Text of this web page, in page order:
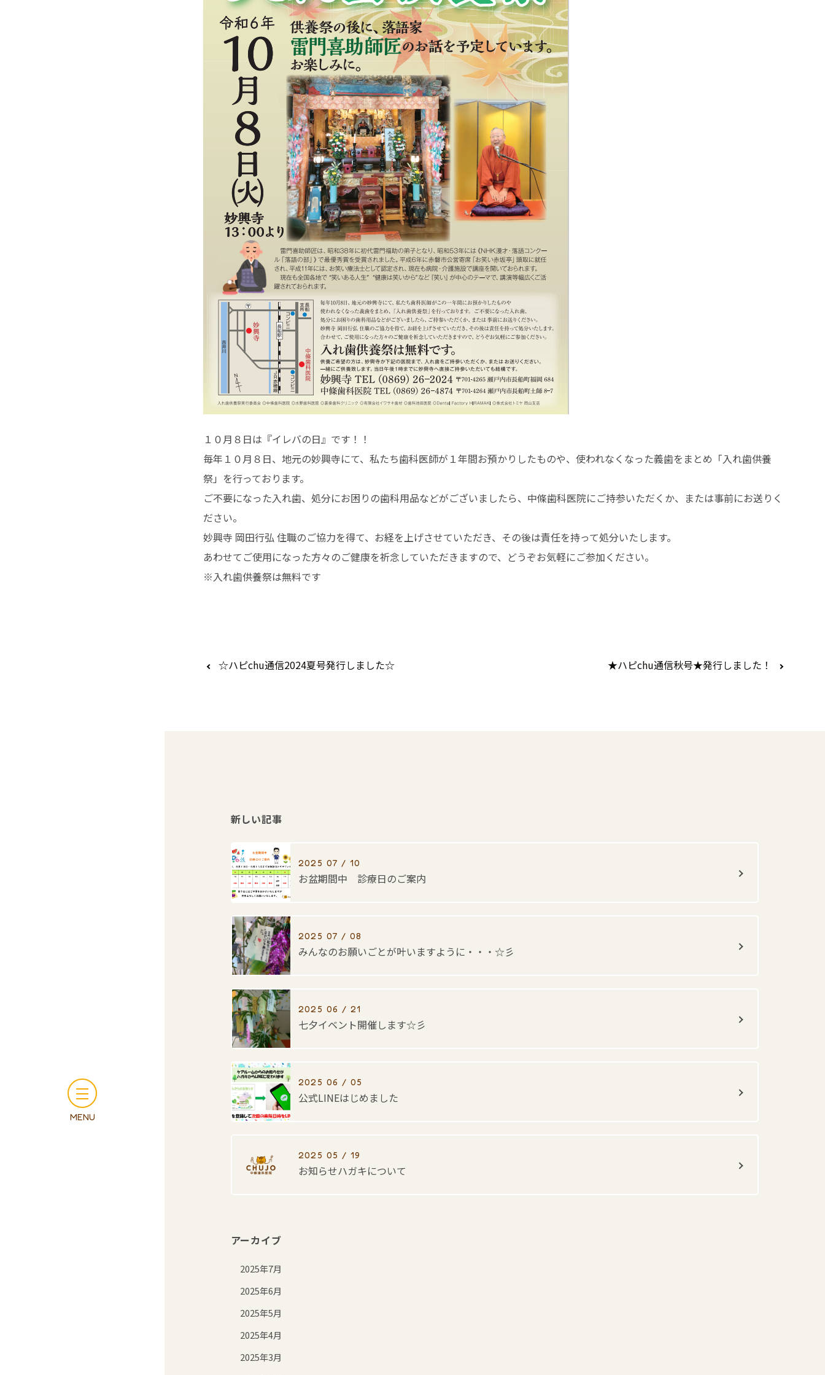
１０月８日は『イレバの日』です！！
毎年１０月８日、地元の妙興寺にて、私たち歯科医師が１年間お預かりしたものや、使われなくなった義歯をまとめ「入れ歯供養
祭」を行っております。
ご不要になった入れ歯、処分にお困りの歯科用品などがございましたら、中條歯科医院にご持参いただくか、または事前にお送りく
ださい。
妙興寺 岡田行弘 住職のご協力を得て、お経を上げさせていただき、その後は責任を持って処分いたします。
あわせてご使用になった方々のご健康を祈念していただきますので、どうぞお気軽にご参加ください。
※入れ歯供養祭は無料です
☆ハピchu通信2024夏号発行しました☆ ★ハピchu通信秋号★発行しました！
新しい記事
2025 07 / 10
お盆期間中 診療日のご案内
2025 07 / 08
みんなのお願いごとが叶いますように・・・☆彡
2025 06 / 21
七夕イベント開催します☆彡
2025 06 / 05
公式LINEはじめました
2025 05 / 19
お知らせハガキについて
アーカイブ
2025年7月
2025年6月
2025年5月
2025年4月
2025年3月